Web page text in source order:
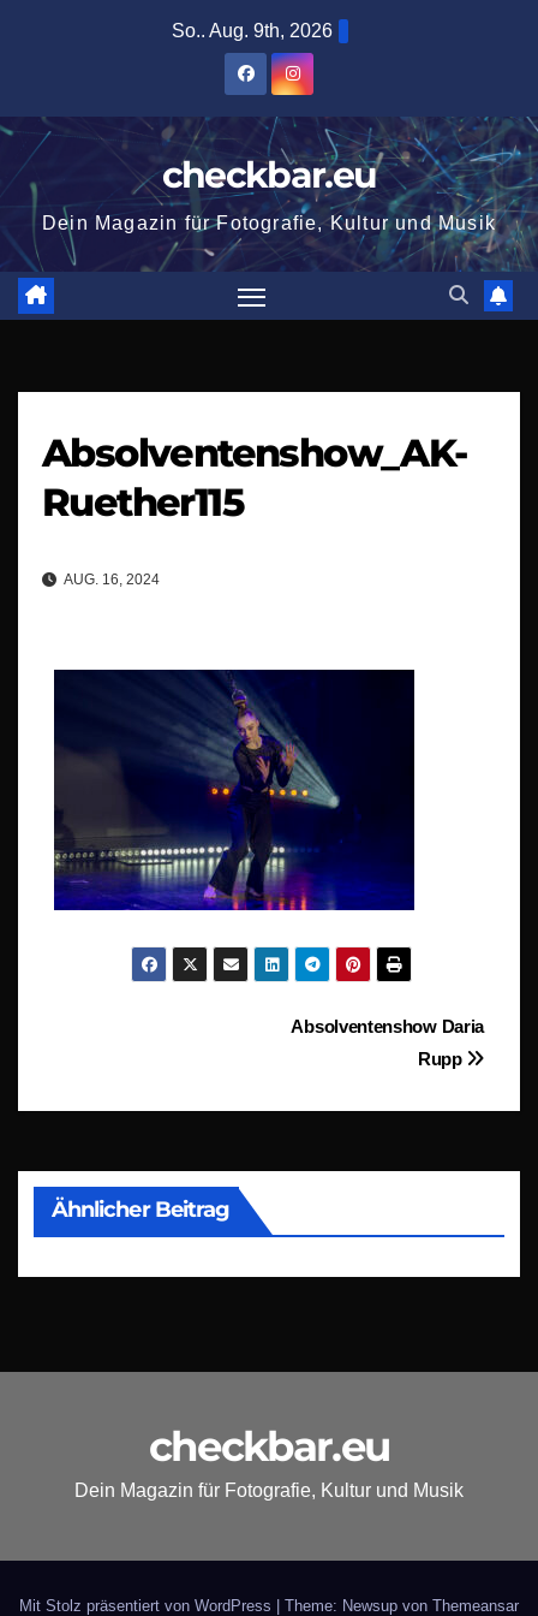
So.. Aug. 9th, 2026
checkbar.eu
Dein Magazin für Fotografie, Kultur und Musik
Absolventenshow_AK-
Ruether115
AUG. 16, 2024
Beitragsnavigation
Absolventenshow Daria
Rupp
Ähnlicher Beitrag
checkbar.eu
Dein Magazin für Fotografie, Kultur und Musik
Mit Stolz präsentiert von WordPress | Theme: Newsup von Themeansar